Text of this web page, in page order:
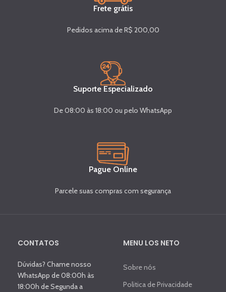
Frete grátis
Pedidos acima de R$ 200,00
Suporte Especializado
De 08:00 às 18:00 ou pelo WhatsApp
Pague Online
Parcele suas compras com segurança
CONTATOS
Dúvidas? Chame nosso
WhatsApp de 08:00h às
18:00h de Segunda a
MENU LOS NETO
Sobre nós
Politica de Privacidade